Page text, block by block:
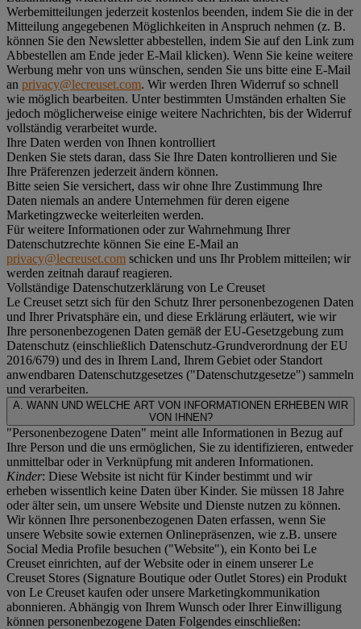
Werbemitteilungen jederzeit kostenlos beenden, indem Sie die in der
Mitteilung angegebenen Möglichkeiten in Anspruch nehmen (z. B.
können Sie den Newsletter abbestellen, indem Sie auf den Link zum
Abbestellen am Ende jeder E-Mail klicken). Wenn Sie keine weitere
Werbung mehr von uns wünschen, senden Sie uns bitte eine E-Mail
an privacy@lecreuset.com. Wir werden Ihren Widerruf so schnell
wie möglich bearbeiten. Unter bestimmten Umständen erhalten Sie
jedoch möglicherweise einige weitere Nachrichten, bis der Widerruf
vollständig verarbeitet wurde.
Ihre Daten werden von Ihnen kontrolliert
Denken Sie stets daran, dass Sie Ihre Daten kontrollieren und Sie
Ihre Präferenzen jederzeit ändern können.
Bitte seien Sie versichert, dass wir ohne Ihre Zustimmung Ihre
Daten niemals an andere Unternehmen für deren eigene
Marketingzwecke weiterleiten werden.
Für weitere Informationen oder zur Wahrnehmung Ihrer
Datenschutzrechte können Sie eine E-Mail an
privacy@lecreuset.com schicken und uns Ihr Problem mitteilen; wir
werden zeitnah darauf reagieren.
Vollständige Datenschutzerklärung von Le Creuset
Le Creuset setzt sich für den Schutz Ihrer personenbezogenen Daten
und Ihrer Privatsphäre ein, und diese Erklärung erläutert, wie wir
Ihre personenbezogenen Daten gemäß der EU-Gesetzgebung zum
Datenschutz (einschließlich Datenschutz-Grundverordnung der EU
2016/679) und des in Ihrem Land, Ihrem Gebiet oder Standort
anwendbaren Datenschutzgesetzes ("Datenschutzgesetze") sammeln
und verarbeiten.
A. WANN UND WELCHE ART VON INFORMATIONEN ERHEBEN WIR
VON IHNEN?
"Personenbezogene Daten" meint alle Informationen in Bezug auf
Ihre Person und die uns ermöglichen, Sie zu identifizieren, entweder
unmittelbar oder in Verknüpfung mit anderen Informationen.
Kinder: Diese Website ist nicht für Kinder bestimmt und wir
erheben wissentlich keine Daten über Kinder. Sie müssen 18 Jahre
oder älter sein, um unsere Website und Dienste nutzen zu können.
Wir können Ihre personenbezogenen Daten erfassen, wenn Sie
unsere Website sowie externen Onlinepräsenzen, wie z.B. unsere
Social Media Profile besuchen ("Website"), ein Konto bei Le
Creuset einrichten, auf der Website oder in einem unserer Le
Creuset Stores (Signature Boutique oder Outlet Stores) ein Produkt
von Le Creuset kaufen oder unsere Marketingkommunikation
abonnieren. Abhängig von Ihrem Wunsch oder Ihrer Einwilligung
können personenbezogene Daten Folgendes einschließen: